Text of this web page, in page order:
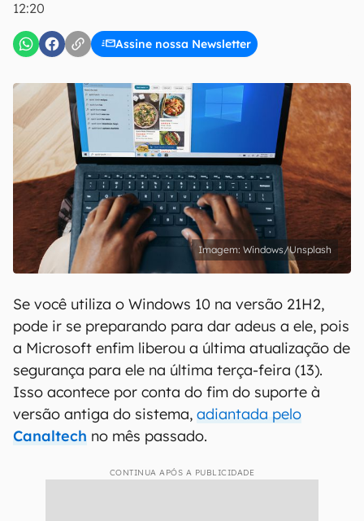
12:20
Assine nossa Newsletter
Uso e Política de Privacidade do Canaltech.
Windows/Unsplash
Se você utiliza o Windows 10 na versão 21H2,
pode ir se preparando para dar adeus a ele, pois
a Microsoft enfim liberou a última atualização de
segurança para ele na última terça-feira (13).
Isso acontece por conta do fim do suporte à
versão antiga do sistema, adiantada pelo
Canaltech no mês passado.
CONTINUA APÓS A PUBLICIDADE